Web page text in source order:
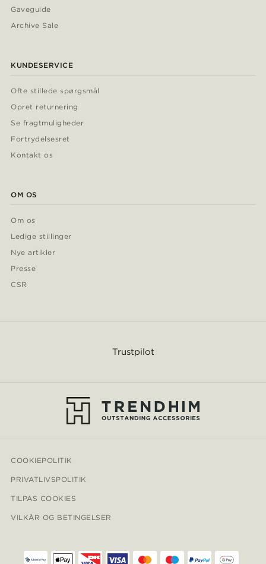
Gaveguide
Archive Sale
KUNDESERVICE
Ofte stillede spørgsmål
Opret returnering
Se fragtmuligheder
Fortrydelsesret
Kontakt os
OM OS
Om os
Ledige stillinger
Nye artikler
Presse
CSR
Trustpilot
COOKIEPOLITIK
PRIVATLIVSPOLITIK
TILPAS COOKIES
VILKÅR OG BETINGELSER